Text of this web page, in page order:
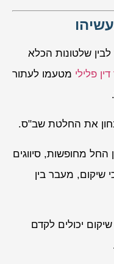
שלטונות הכלא
פלילי מטעמו לעתור
את החלטת שב"ס.
החל מחופשות, סיווגים
שיקום, מעבר בין
שיקום יכולים לקדם